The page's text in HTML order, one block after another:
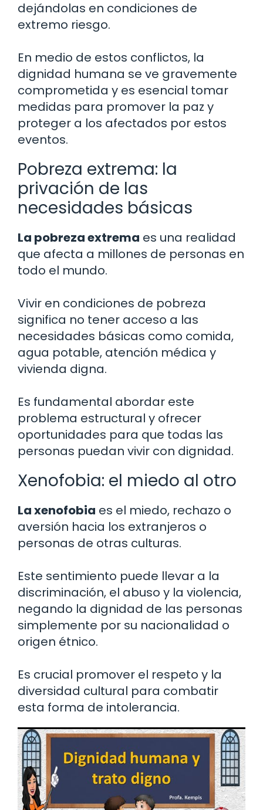
dejándolas en condiciones de
extremo riesgo.
En medio de estos conflictos, la
dignidad humana se ve gravemente
comprometida y es esencial tomar
medidas para promover la paz y
proteger a los afectados por estos
eventos.
Pobreza extrema: la
privación de las
necesidades básicas
La pobreza extrema es una realidad
que afecta a millones de personas en
todo el mundo.
Vivir en condiciones de pobreza
significa no tener acceso a las
necesidades básicas como comida,
agua potable, atención médica y
vivienda digna.
Es fundamental abordar este
problema estructural y ofrecer
oportunidades para que todas las
personas puedan vivir con dignidad.
Xenofobia: el miedo al otro
La xenofobia es el miedo, rechazo o
aversión hacia los extranjeros o
personas de otras culturas.
Este sentimiento puede llevar a la
discriminación, el abuso y la violencia,
negando la dignidad de las personas
simplemente por su nacionalidad o
origen étnico.
Es crucial promover el respeto y la
diversidad cultural para combatir
esta forma de intolerancia.